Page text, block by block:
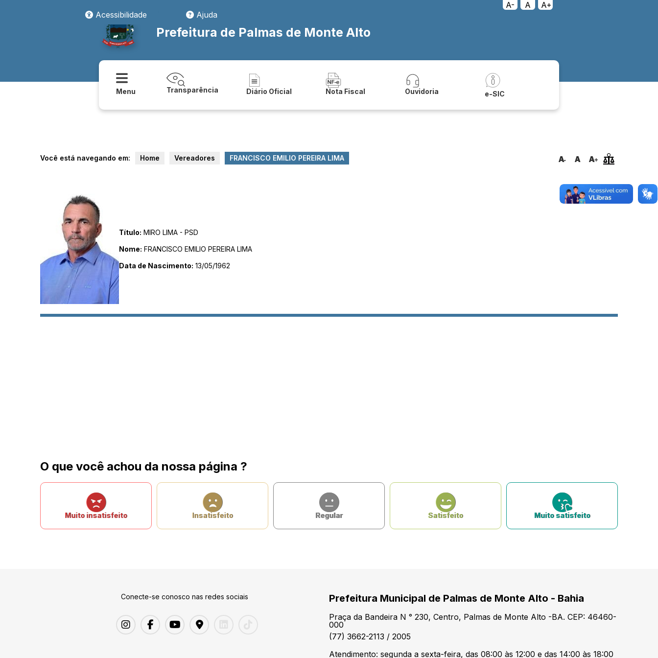
A- A
A+
Acessibilidade
Ajuda
Prefeitura de Palmas de Monte Alto
Menu Transparência Diário Oficial Nota Fiscal Ouvidoria e-SIC
Você está navegando em: Home Vereadores FRANCISCO EMILIO PEREIRA LIMA
Título: MIRO LIMA - PSD
Nome: FRANCISCO EMILIO PEREIRA LIMA
Data de Nascimento: 13/05/1962
O que você achou da nossa página ?
Muito insatisfeito Insatisfeito Regular Satisfeito Muito satisfeito
Conecte-se conosco nas redes sociais Prefeitura Municipal de Palmas de Monte Alto - Bahia
Praça da Bandeira N ° 230, Centro, Palmas de Monte Alto -BA. CEP: 46460-
000
(77) 3662-2113 / 2005
Atendimento: segunda a sexta-feira, das 08:00 às 12:00 e das 14:00 às 18:00